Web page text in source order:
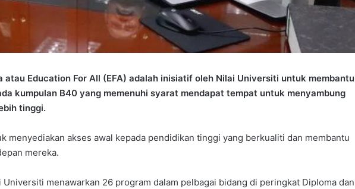
atau Education For All (EFA) adalah inisiatif oleh Nilai Universiti untuk membantu
kumpulan B40 yang memenuhi syarat mendapat tempat untuk menyambung
tinggi.
menyediakan akses awal kepada pendidikan tinggi yang berkualiti dan membantu
mereka.
menawarkan 26 program dalam pelbagai bidang di peringkat Diploma dan